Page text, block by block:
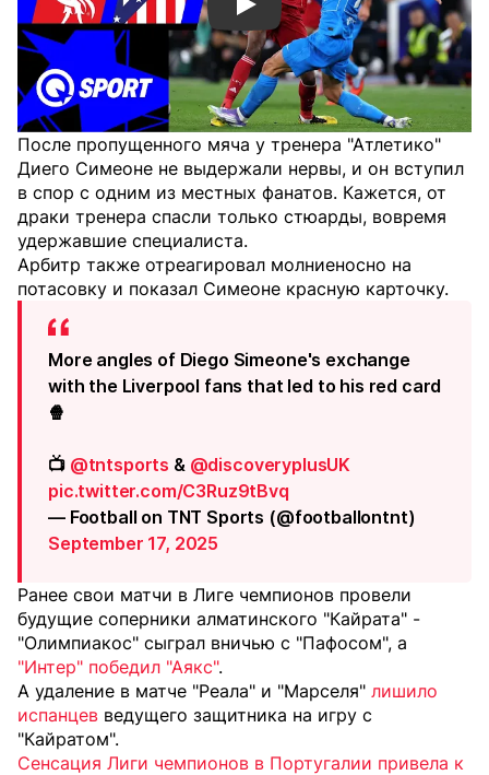
Смотреть видео YouTube
После пропущенного мяча у тренера "Атлетико"
Диего Симеоне не выдержали нервы, и он вступил
в спор с одним из местных фанатов. Кажется, от
драки тренера спасли только стюарды, вовремя
удержавшие специалиста.
Арбитр также отреагировал молниеносно на
потасовку и показал Симеоне красную карточку.
More angles of Diego Simeone's exchange
with the Liverpool fans that led to his red card
🍿
📺 @tntsports & @discoveryplusUK
pic.twitter.com/C3Ruz9tBvq
— Football on TNT Sports (@footballontnt)
September 17, 2025
Ранее свои матчи в Лиге чемпионов провели
будущие соперники алматинского "Кайрата" -
"Олимпиакос" сыграл вничью с "Пафосом", а
"Интер" победил "Аякс".
А удаление в матче "Реала" и "Марселя" лишило
испанцев ведущего защитника на игру с
"Кайратом".
Сенсация Лиги чемпионов в Португалии привела к